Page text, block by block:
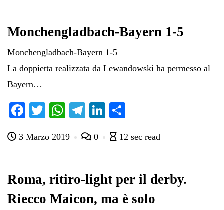
Monchengladbach-Bayern 1-5
Monchengladbach-Bayern 1-5
La doppietta realizzata da Lewandowski ha permesso al
Bayern…
Fa
bo
T
tte
W
ts
pp
Te
gr
m
Li
ed di
di
3 Marzo 2019 0 12 sec read
Roma, ritiro-light per il derby.
Riecco Maicon, ma è solo